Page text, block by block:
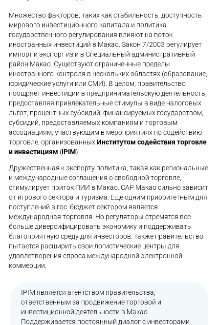
Множество факторов, таких как стабильность, доступность
мирового инвестиционного капитала и политика
государственного регулирования влияют на поток
иностранных инвестиций в Макао. Закон 7/2003 регулирует
импорт и экспорт из и в Специальный административный
район Макао. Существуют ограниченные пределы
иностранного контроля в нескольких областях (образование,
юридические услуги или СМИ). В целом, правительство
поощряет инвестиции в предпринимательскую деятельность,
предоставляя привлекательные стимулы в виде налоговых
льгот, процентных субсидий, финансируемых государством,
субсидий, предоставляемых компаниям и торговым
ассоциациям, участвующим в мероприятиях по содействию
торговле, организованныхИнститутом содействия торговле
и инвестициям (IPIM).
Дружественная к экспорту политика, такая как региональные
и международные соглашения о свободной торговле,
стимулирует приток ПИИ в Макао. CAP Макао сильно зависит
от игрового сектора и туризма. Еще одним приоритетным для
поступлений в гос. бюджет сектором является
международная торговля. Но регуляторы стремятся все
больше диверсифицировать экономику и поддерживать
благоприятную среду для инвесторов. Также правительство
пытается расширить свои логистические центры для
удовлетворения спроса международной электронной
коммерции.
IPIM является агентством правительства,
ответственным за продвижение торговой и
инвестиционной деятельности в Макао.
Поддерживается постоянный диалог с инвесторами